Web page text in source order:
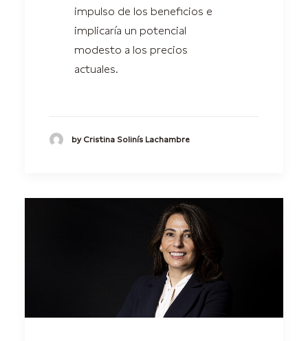
impulso de los beneficios e
implicaría un potencial
modesto a los precios
actuales.
by Cristina Solinís Lachambre